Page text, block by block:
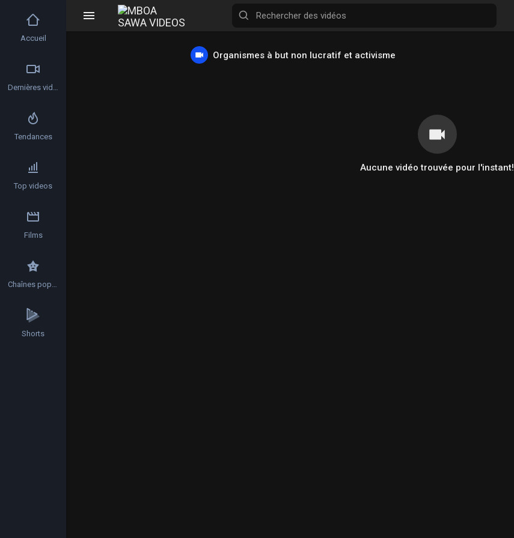
Organismes à but non lucratif et activisme
Aucune vidéo trouvée pour l'instant!
Accueil
Dernières vidéos
Tendances
Top videos
Films
Chaînes populaires
Shorts